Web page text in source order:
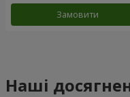
Замовити
Наші